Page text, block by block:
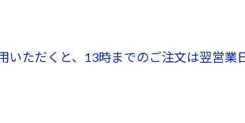
いただくと、13時までのご注文は翌営